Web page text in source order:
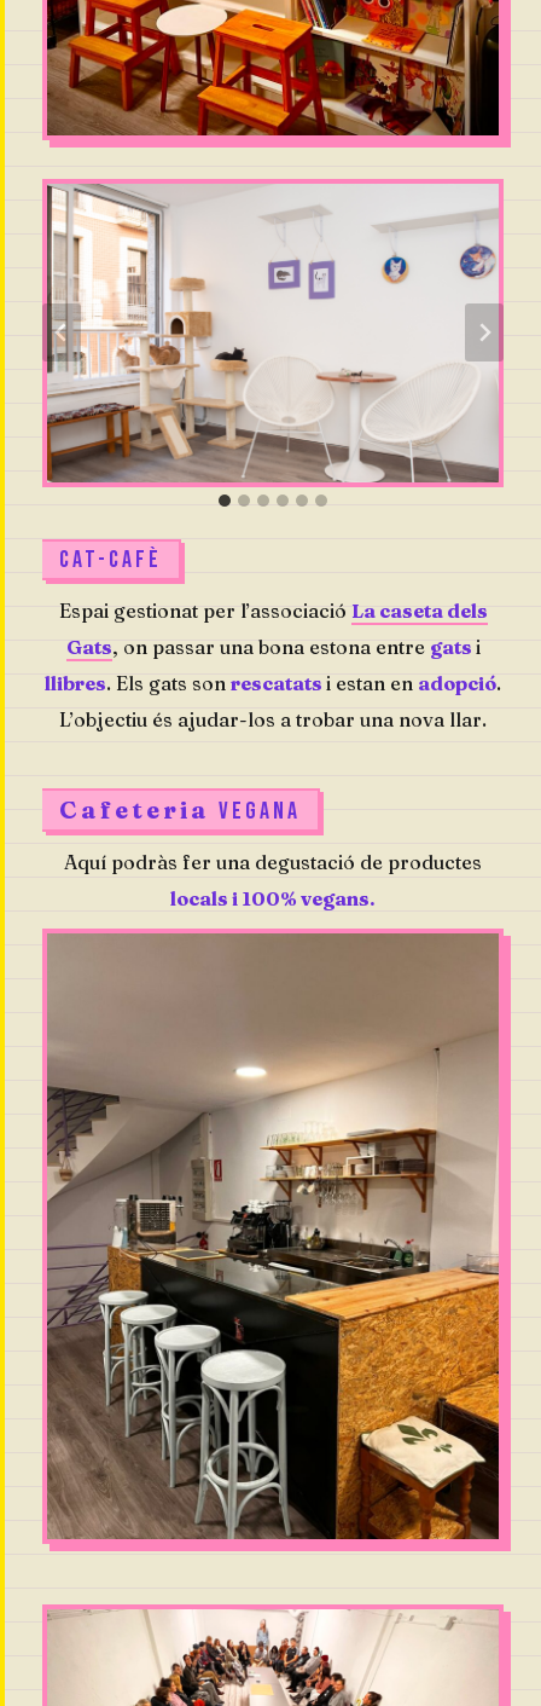
CAT-CAFÈ
Espai gestionat per l’associació La caseta dels
Gats, on passar una bona estona entre gats i
llibres. Els gats son rescatats i estan en adopció.
L’objectiu és ajudar-los a trobar una nova llar.
Cafeteria VEGANA
Aquí podràs fer una degustació de productes
locals i 100% vegans.